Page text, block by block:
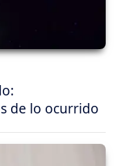
de lo ocurrido